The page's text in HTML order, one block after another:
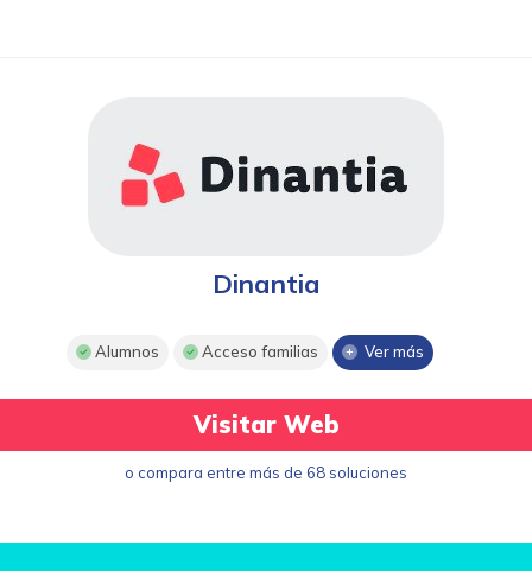
Dinantia
Alumnos Acceso familias Ver más
Visitar Web
o compara entre más de 68 soluciones